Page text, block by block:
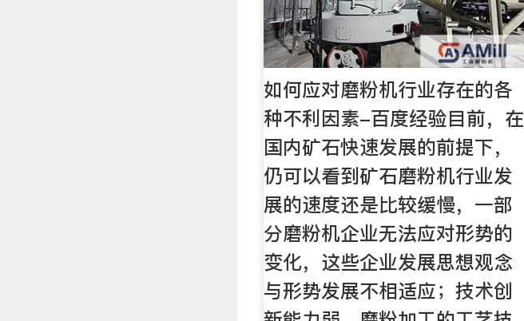
如何应对磨粉机行业存在的各
种不利因素-百度经验目前，在
国内矿石快速发展的前提下，
仍可以看到矿石磨粉机行业发
展的速度还是比较缓慢，一部
分磨粉机企业无法应对形势的
变化，这些企业发展思想观念
与形势发展不相适应；技术创